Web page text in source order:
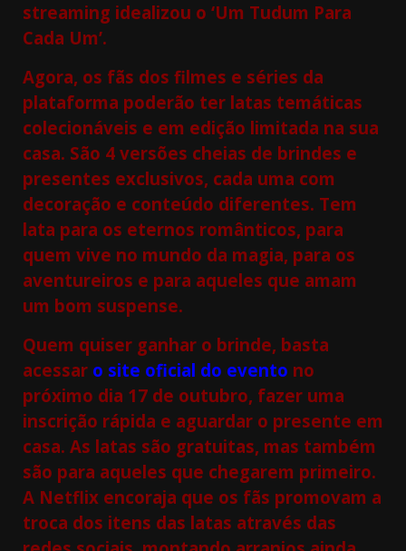
streaming idealizou o ‘Um Tudum Para
Cada Um’.
Agora, os fãs dos filmes e séries da
plataforma poderão ter latas temáticas
colecionáveis e em edição limitada na sua
casa. São 4 versões cheias de brindes e
presentes exclusivos, cada uma com
decoração e conteúdo diferentes. Tem
lata para os eternos românticos, para
quem vive no mundo da magia, para os
aventureiros e para aqueles que amam
um bom suspense.
Quem quiser ganhar o brinde, basta
acessar o site oficial do evento no
próximo dia 17 de outubro, fazer uma
inscrição rápida e aguardar o presente em
casa. As latas são gratuitas, mas também
são para aqueles que chegarem primeiro.
A Netflix encoraja que os fãs promovam a
troca dos itens das latas através das